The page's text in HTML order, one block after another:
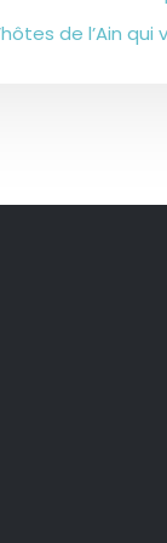
de l’Ain qui